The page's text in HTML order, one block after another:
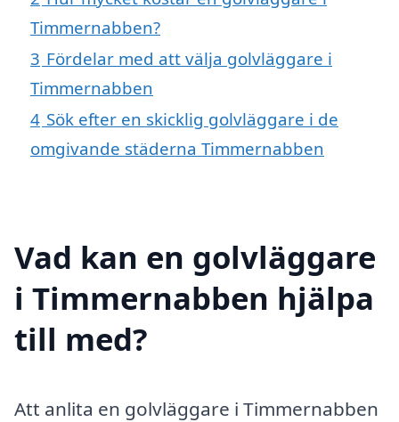
Timmernabben?
3 Fördelar med att välja golvläggare i
Timmernabben
4 Sök efter en skicklig golvläggare i de
omgivande städerna Timmernabben
Vad kan en golvläggare
i Timmernabben hjälpa
till med?
Att anlita en golvläggare i Timmernabben